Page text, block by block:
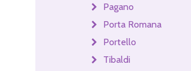
Pagano
Porta Romana
Portello
Tibaldi